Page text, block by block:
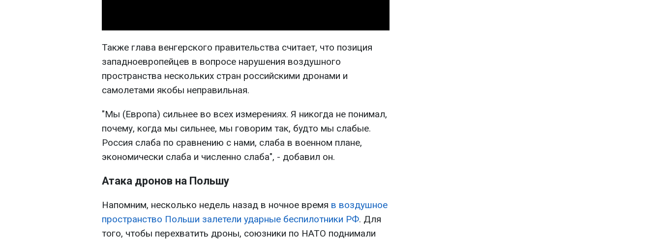
Также глава венгерского правительства считает, что позиция
западноевропейцев в вопросе нарушения воздушного
пространства нескольких стран российскими дронами и
самолетами якобы неправильная.
"Мы (Европа) сильнее во всех измерениях. Я никогда не понимал,
почему, когда мы сильнее, мы говорим так, будто мы слабые.
Россия слаба по сравнению с нами, слаба в военном плане,
экономически слаба и численно слаба", - добавил он.
Атака дронов на Польшу
Напомним, несколько недель назад в ночное время в воздушное
пространство Польши залетели ударные беспилотники РФ. Для
того, чтобы перехватить дроны, союзники по НАТО поднимали